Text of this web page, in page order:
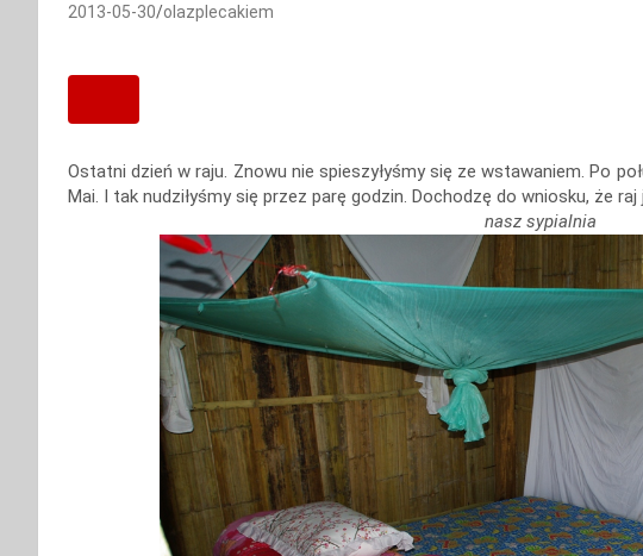
2013-05-30 olazplecakiem
Ostatni dzień w raju. Znowu nie spieszyłyśmy się ze wstawaniem. Po
Mai. I tak nudziłyśmy się przez parę godzin. Dochodzę do wniosku, że
nasz sypialnia